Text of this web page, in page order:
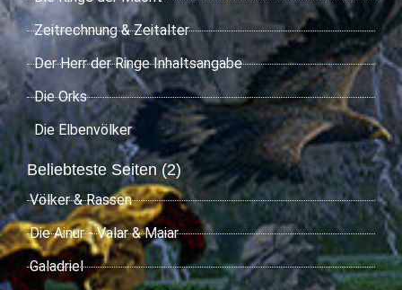
Zeitrechnung & Zeitalter
Der Herr der Ringe Inhaltsangabe
Die Orks
Die Elbenvölker
Beliebteste Seiten (2)
Völker & Rassen
Die Ainur - Valar & Maiar
Galadriel